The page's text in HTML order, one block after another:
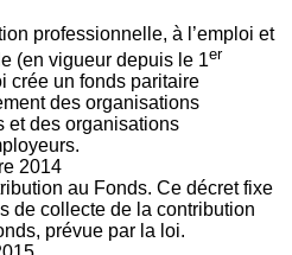
professionnelle, à l’emploi et
(en vigueur depuis le 1er
crée un fonds paritaire
des organisations
et des organisations
2014
au Fonds. Ce décret fixe
de collecte de la contribution
prévue par la loi.